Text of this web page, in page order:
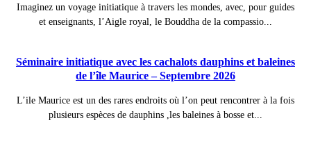
Imaginez un voyage initiatique à travers les mondes, avec, pour guides
et enseignants, l’Aigle royal, le Bouddha de la compassio...
Séminaire initiatique avec les cachalots dauphins et baleines
de l’île Maurice – Septembre 2026
L’ile Maurice est un des rares endroits où l’on peut rencontrer à la fois
plusieurs espèces de dauphins ,les baleines à bosse et...